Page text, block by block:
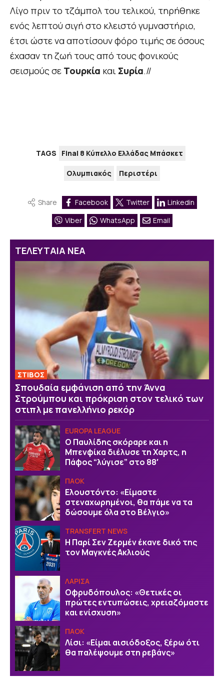
Λίγο πριν το τζάμπολ του τελικού, τηρήθηκε
ενός λεπτού σιγή στο κλειστό γυμναστήριο,
έτσι ώστε να αποτίσουν φόρο τιμής σε όσους
έχασαν τη ζωή τους από τους φονικούς
σεισμούς σε Τουρκία και Συρία.//
TAGS Final 8 Κύπελλο Ελλάδας Μπάσκετ
Ολυμπιακός Περιστέρι
Share Facebook Twitter
Linkedin
Viber
WhatsApp Email
ΤΕΛΕΥΤΑΙΑ ΝΕΑ
ΣΤΙΒΟΣ
Σπουδαία εμφάνιση από την Άννα
Στρούμπου και πρόκριση στον τελικό των
στιπλ με πανελλήνιο ρεκόρ
EUROPA LEAGUE
Ο Παυλίδης σκόραρε και η
Μπενφίκα διέλυσε τη Χαρτς, η
Πάφος “λύγισε” στο 88′
ΠΑΟΚ
Ελουστόντο: «Είμαστε
στεναχωρημένοι, θα πάμε να τα
δώσουμε όλα στο Βέλγιο»
TRANSFERT NEWS
Η Παρί Σεν Ζερμέν έκανε δικό της
τον Μαγκνές Ακλιούς
ΛΑΡΙΣΑ
Οφρυδόπουλος: «Θετικές οι
πρώτες εντυπώσεις, χρειαζόμαστε
και ενίσχυση»
ΠΑΟΚ
Λίσι: «Είμαι αισιόδοξος, ξέρω ότι
θα παλέψουμε στη ρεβάνς»